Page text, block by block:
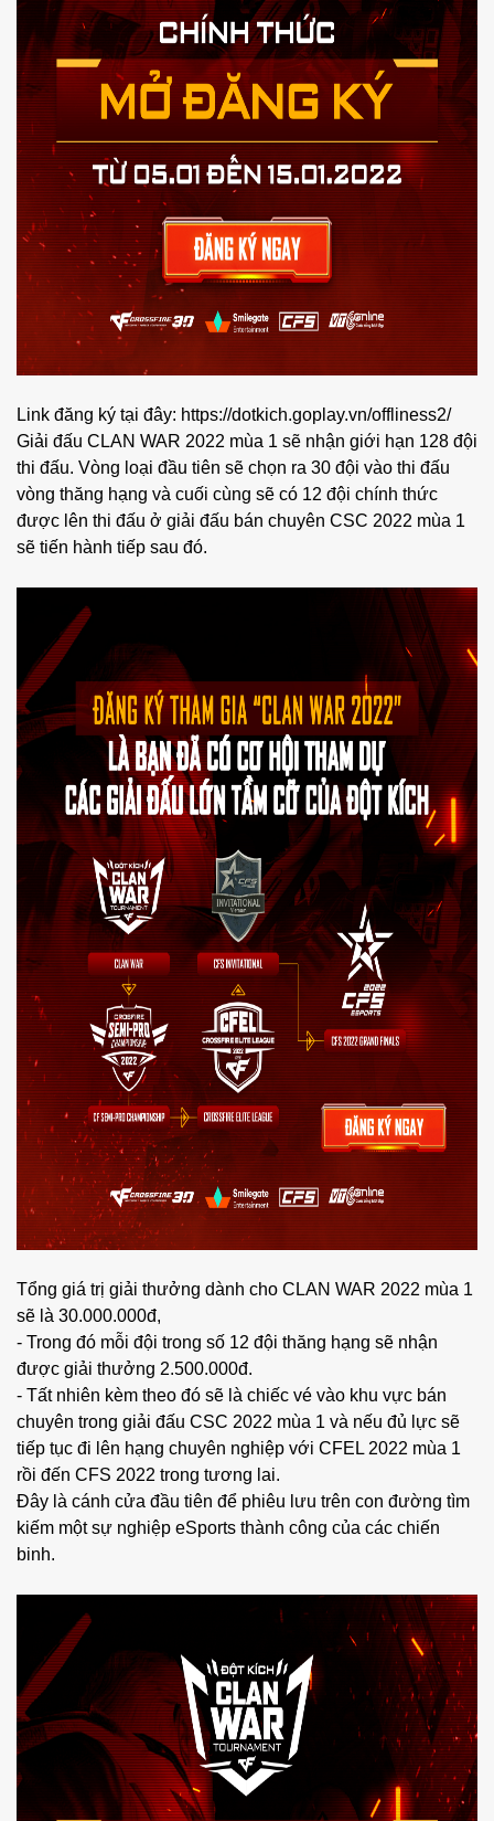
Link đăng ký tại đây: https://dotkich.goplay.vn/offliness2/
Giải đấu CLAN WAR 2022 mùa 1 sẽ nhận giới hạn 128 đội
thi đấu. Vòng loại đầu tiên sẽ chọn ra 30 đội vào thi đấu
vòng thăng hạng và cuối cùng sẽ có 12 đội chính thức
được lên thi đấu ở giải đấu bán chuyên CSC 2022 mùa 1
sẽ tiến hành tiếp sau đó.
Tổng giá trị giải thưởng dành cho CLAN WAR 2022 mùa 1
sẽ là 30.000.000đ,
- Trong đó mỗi đội trong số 12 đội thăng hạng sẽ nhận
được giải thưởng 2.500.000đ.
- Tất nhiên kèm theo đó sẽ là chiếc vé vào khu vực bán
chuyên trong giải đấu CSC 2022 mùa 1 và nếu đủ lực sẽ
tiếp tục đi lên hạng chuyên nghiệp với CFEL 2022 mùa 1
rồi đến CFS 2022 trong tương lai.
Đây là cánh cửa đầu tiên để phiêu lưu trên con đường tìm
kiếm một sự nghiệp eSports thành công của các chiến
binh.